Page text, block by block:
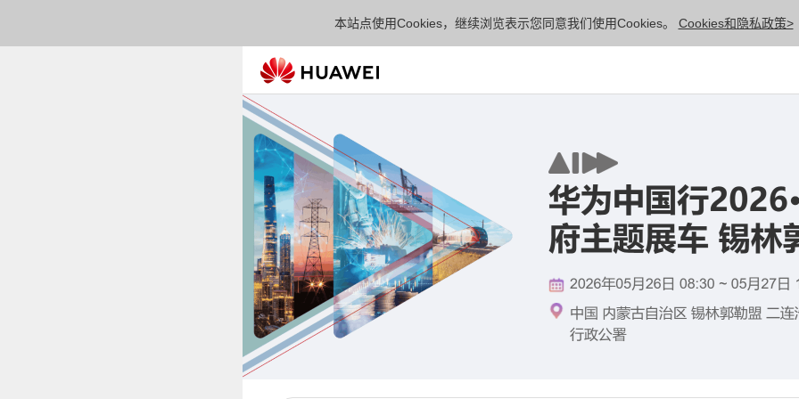
本站点使用Cookies，继续浏览表示您同意我们使用Cookies。 Cookies和隐私政策>